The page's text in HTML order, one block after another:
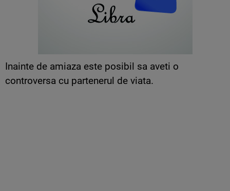
Inainte de amiaza este posibil sa aveti o
controversa cu partenerul de viata.